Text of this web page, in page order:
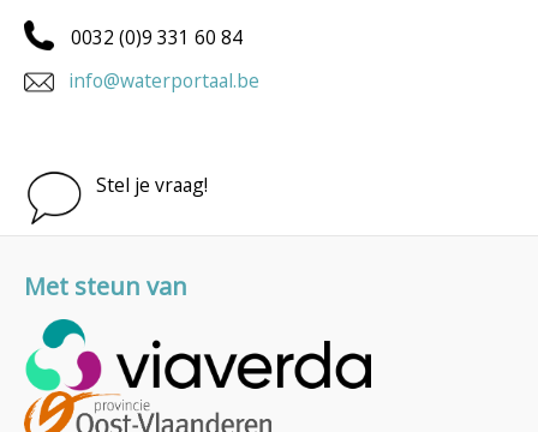
0032 (0)9 331 60 84
info@waterportaal.be
Stel je vraag!
Met steun van